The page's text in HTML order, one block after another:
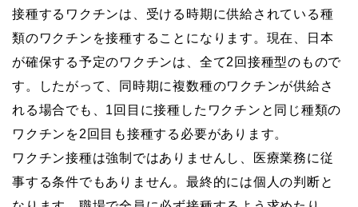
接種するワクチンは、受ける時期に供給されている種
類のワクチンを接種することになります。現在、日本
が確保する予定のワクチンは、全て2回接種型のもので
す。したがって、同時期に複数種のワクチンが供給さ
れる場合でも、1回目に接種したワクチンと同じ種類の
ワクチンを2回目も接種する必要があります。
ワクチン接種は強制ではありませんし、医療業務に従
事する条件でもありません。最終的には個人の判断と